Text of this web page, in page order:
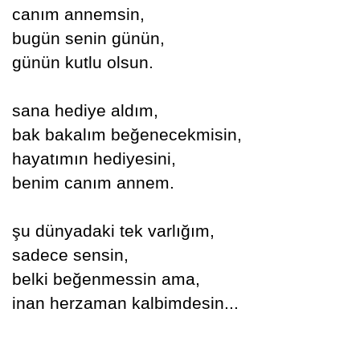
canım annemsin,
bugün senin günün,
günün kutlu olsun.
sana hediye aldım,
bak bakalım beğenecekmisin,
hayatımın hediyesini,
benim canım annem.
şu dünyadaki tek varlığım,
sadece sensin,
belki beğenmessin ama,
inan herzaman kalbimdesin...